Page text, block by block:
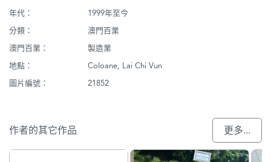
年代：
1999年至今
分類：
澳門百業
澳門百業：
製造業
地點：
Coloane, Lai Chi Vun
圖片編號：
21852
作者的其它作品 更多...